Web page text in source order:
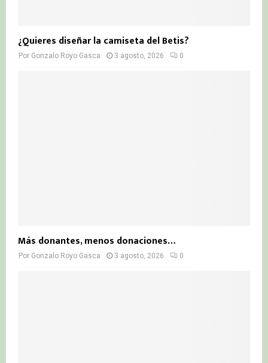
¿Quieres diseñar la camiseta del Betis?
Por Gonzalo Royo Gasca 3 agosto, 2026 0
Más donantes, menos donaciones…
Por Gonzalo Royo Gasca 3 agosto, 2026 0